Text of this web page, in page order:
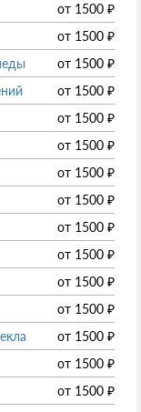
от 1500 ₽
от 1500 ₽
от 1500 ₽
от 1500 ₽
от 1500 ₽
от 1500 ₽
от 1500 ₽
от 1500 ₽
от 1500 ₽
от 1500 ₽
от 1500 ₽
от 1500 ₽
от 1500 ₽
от 1500 ₽
от 1500 ₽